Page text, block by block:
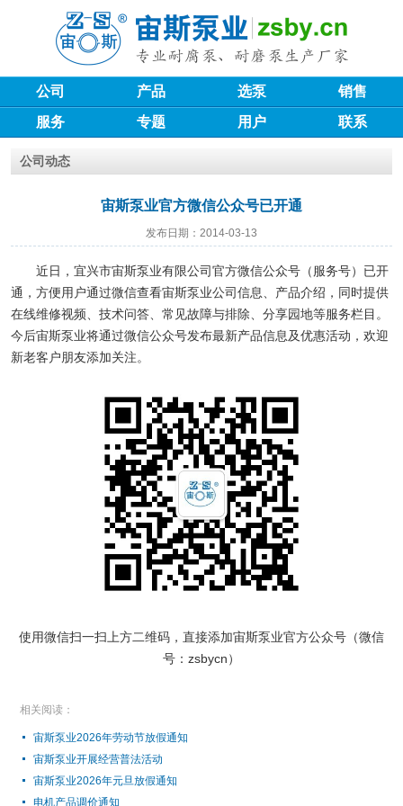
公司 产品 选泵
销售
服务
专题 用户 联系
公司动态
宙斯泵业官方微信公众号已开通
发布日期：2014-03-13
近日，宜兴市宙斯泵业有限公司官方微信公众号（服务号）已开
通，方便用户通过微信查看宙斯泵业公司信息、产品介绍，同时提供
在线维修视频、技术问答、常见故障与排除、分享园地等服务栏目。
今后宙斯泵业将通过微信公众号发布最新产品信息及优惠活动，欢迎
新老客户朋友添加关注。
使用微信扫一扫上方二维码，直接添加宙斯泵业官方公众号（微信
号：zsbycn）
相关阅读：
宙斯泵业2026年劳动节放假通知
宙斯泵业开展经营普法活动
宙斯泵业2026年元旦放假通知
电机产品调价通知